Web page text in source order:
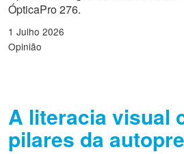
ÓpticaPro 276.
1 Julho 2026
Opinião
A literacia visual
pilares da